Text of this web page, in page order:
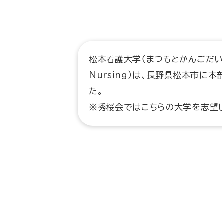
松本看護大学（まつもとかん
Nursing）は、長野県松本市に本
た。
※秀桜会ではこちらの大学を志望